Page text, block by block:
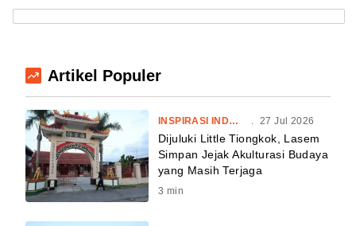
Artikel Populer
INSPIRASI INDONESIA . 27 Jul 2026
Dijuluki Little Tiongkok, Lasem
Simpan Jejak Akulturasi Budaya
yang Masih Terjaga
3 min